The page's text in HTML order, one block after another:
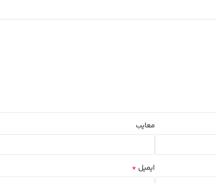
معایب
ایمیل *